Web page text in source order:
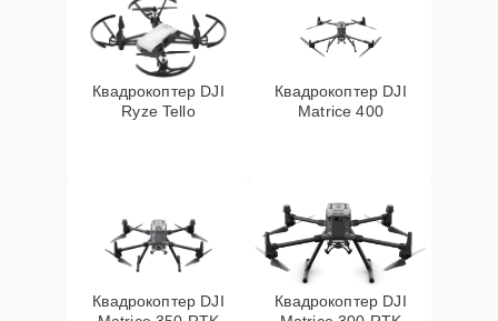
Квадрокоптер DJI
Ryze Tello
Квадрокоптер DJI
Matrice 400
Квадрокоптер DJI
Квадрокоптер DJI